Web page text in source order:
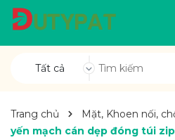
Tất cả
Trang chủ Mặt, Khoen nối,
yến mạch cán dẹp đóng túi